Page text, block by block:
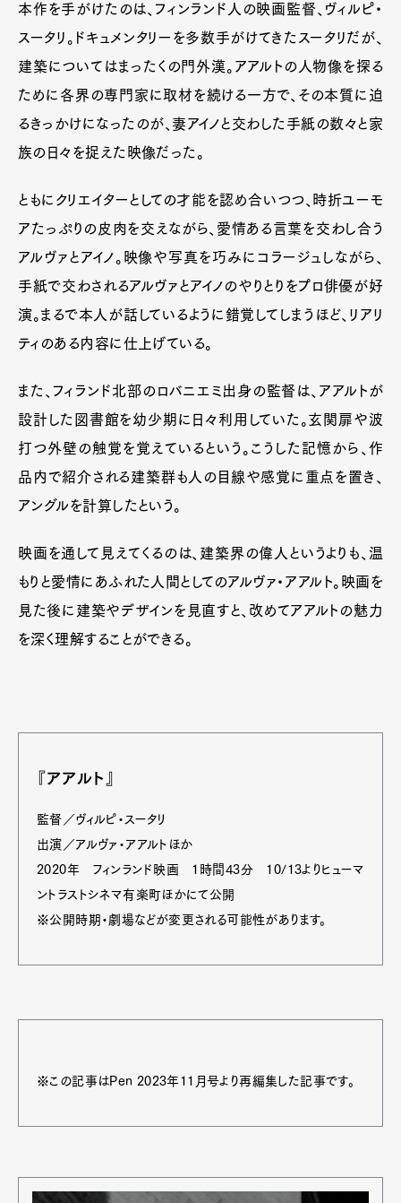
本作を手がけたのは、フィンランド人の映画監督、ヴィルピ・
スータリ。ドキュメンタリーを多数手がけてきたスータリだが、
建築についてはまったくの門外漢。アアルトの人物像を探る
ために各界の専門家に取材を続ける一方で、その本質に迫
るきっかけになったのが、妻アイノと交わした手紙の数々と家
族の日々を捉えた映像だった。
ともにクリエイターとしての才能を認め合いつつ、時折ユーモ
アたっぷりの皮肉を交えながら、愛情ある言葉を交わし合う
アルヴァとアイノ。映像や写真を巧みにコラージュしながら、
手紙で交わされるアルヴァとアイノのやりとりをプロ俳優が好
演。まるで本人が話しているように錯覚してしまうほど、リアリ
ティのある内容に仕上げている。
また、フィランド北部のロバニエミ出身の監督は、アアルトが
設計した図書館を幼少期に日々利用していた。玄関扉や波
打つ外壁の触覚を覚えているという。こうした記憶から、作
品内で紹介される建築群も人の目線や感覚に重点を置き、
アングルを計算したという。
映画を通して見えてくるのは、建築界の偉人というよりも、温
もりと愛情にあふれた人間としてのアルヴァ・アアルト。映画を
見た後に建築やデザインを見直すと、改めてアアルトの魅力
を深く理解することができる。
『アアルト』
監督／ヴィルピ・スータリ
出演／アルヴァ・アアルトほか
2020年 フィンランド映画 1時間43分 10/13よりヒューマ
ントラストシネマ有楽町ほかにて公開
※公開時期・劇場などが変更される可能性があります。
※この記事はPen 2023年11月号より再編集した記事です。